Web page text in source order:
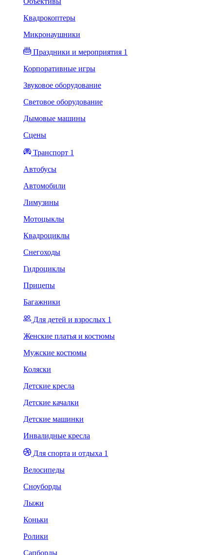
Квадрокоптеры
Микронаушники
Праздники и мероприятия 1
Корпоративные игры
Звуковое оборудование
Световое оборудование
Дымовые машины
Сцены
Транспорт 1
Автобусы
Автомобили
Лимузины
Мотоцыклы
Квадроциклы
Снегоходы
Гидроциклы
Прицепы
Багажники
Для детей и взрослых 1
Женские платья и костюмы
Мужские костюмы
Коляски
Детские кресла
Детские качалки
Детские машинки
Инвалидные кресла
Для спорта и отдыха 1
Велосипеды
Сноуборды
Лыжи
Коньки
Ролики
Сапборды